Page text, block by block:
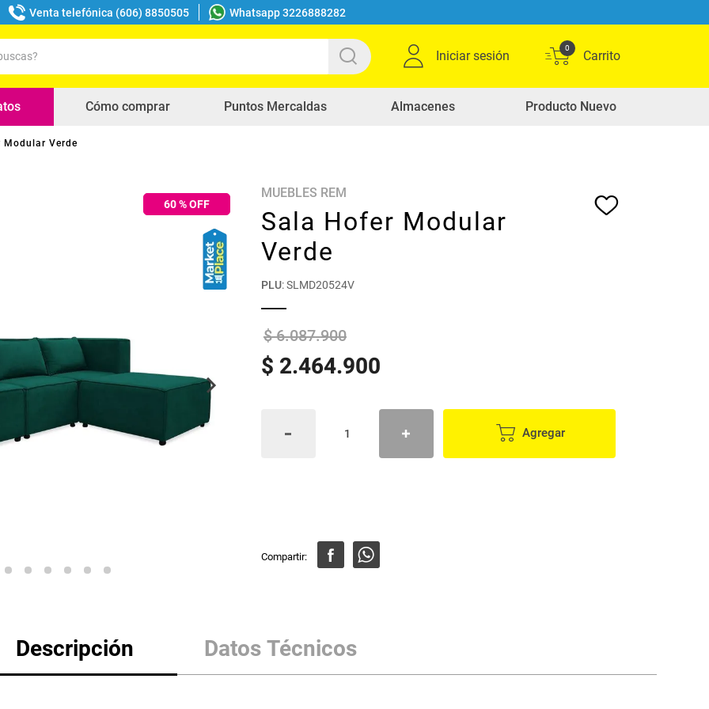
Venta telefónica (606) 8850505 Whatsapp 3226888282
Iniciar sesión
0
Cómo comprar Puntos Mercaldas Almacenes Producto Nuevo
Modular Verde
60% OFF
MUEBLES REM
Sala Hofer Modular
Verde
PLU:SLMD20524V
$ 6.087.900
$ 2.464.900
Agregar
Descripción Datos Técnicos
buscados